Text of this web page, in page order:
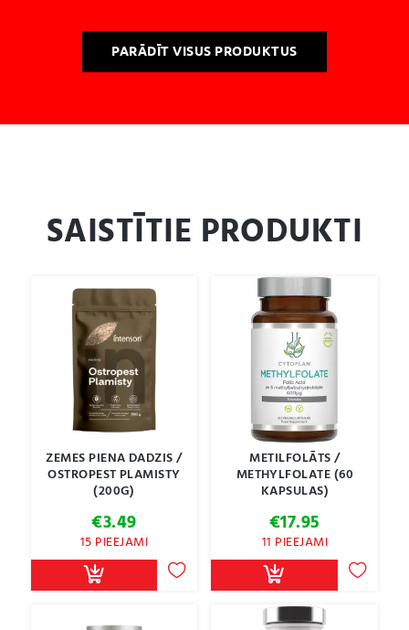
PARĀDĪT VISUS PRODUKTUS
SAISTĪTIE PRODUKTI
ZEMES PIENA DADZIS /
OSTROPEST PLAMISTY
(200G)
€3.49
15 PIEEJAMI
METILFOLĀTS /
METHYLFOLATE (60
KAPSULAS)
€17.95
11 PIEEJAMI